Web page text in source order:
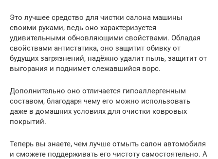
Это лучшее средство для чистки салона машины
своими руками, ведь оно характеризуется
удивительными обновляющими свойствами. Обладая
свойствами антистатика, оно защитит обивку от
будущих загрязнений, надёжно удалит пыль, защитит от
выгорания и поднимет слежавшийся ворс.
Дополнительно оно отличается гипоаллергенным
составом, благодаря чему его можно использовать
даже в домашних условиях для очистки ковровых
покрытий.
Теперь вы знаете, чем лучше отмыть салон автомобиля
и сможете поддерживать его чистоту самостоятельно. А